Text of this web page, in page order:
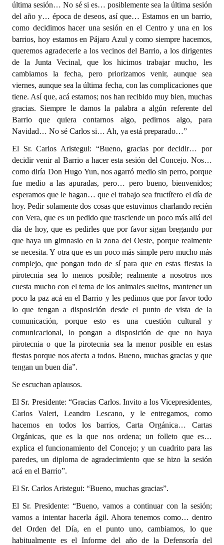
Dictámenes Asesoría Letrada
Actas de Sesión
Informes de Unidad Coordinadora
Ejecución Presupuestaria
Actas de Audiencias Públicas
NORMATIVA
Declaraciones
Resoluciones
Resoluciones de Presidencia
INSTITUCIONAL
Antiguos Pobladores
Noticias Destacadas
Registros y Distinciones
Datos Históricos
Premio al Mérito - Registro
Audiencias Públicas - Registro
Mujeres que Dejaron Huellas - Registro
Periodistas Decanos - Registro
Ciudadano Ilustre - Registro
Banca del Vecino - Registro
Huéspedes de Honor - Registro
Antiguos Pobladores - Registro
Reconocimientos - Registro
Bariloche, Municipio intercultural
Entrega de distinciones
última sesión… No sé si es… posiblemente sea la última sesión
del año y… época de deseos, así que… Estamos en un barrio,
como decidimos hacer una sesión en el Centro y una en los
barrios, hoy estamos en Pájaro Azul y como siempre hacemos,
queremos agradecerle a los vecinos del Barrio, a los dirigentes
de la Junta Vecinal, que los hicimos trabajar mucho, les
cambiamos la fecha, pero priorizamos venir, aunque sea
viernes, aunque sea la última fecha, con las complicaciones que
tiene. Así que, acá estamos; nos han recibido muy bien, muchas
gracias. Siempre le damos la palabra a algún referente del
Barrio que quiera contarnos algo, pedirnos algo, para
Navidad… No sé Carlos si… Ah, ya está preparado…”
El Sr. Carlos Aristegui: “Bueno, gracias por decidir… por
decidir venir al Barrio a hacer esta sesión del Concejo. Nos…
como diría Don Hugo Yun, nos agarró medio sin perro, porque
fue medio a las apuradas, pero… pero bueno, bienvenidos;
esperamos que le hagan… que el trabajo sea fructífero el día de
hoy. Pedir solamente dos cosas que estuvimos charlando recién
con Vera, que es un pedido que trasciende un poco más allá del
día de hoy, que es pedirles que por favor sigan bregando por
que haya un gimnasio en la zona del Oeste, porque realmente
se necesita. Y otra que es un poco más simple pero mucho más
complejo, que pongan todo de sí para que en estas fiestas la
pirotecnia sea lo menos posible; realmente a nosotros nos
cuesta mucho con el tema de los animales sueltos, mantener un
poco la paz acá en el Barrio y les pedimos que por favor todo
lo que tengan a disposición desde el punto de vista de la
comunicación, porque esto es una cuestión cultural y
comunicacional, lo pongan a disposición de que no haya
pirotecnia o que la pirotecnia sea la menor posible en estas
fiestas porque nos afecta a todos. Bueno, muchas gracias y que
tengan un buen día”.
Se escuchan aplausos.
El Sr. Presidente: “Gracias Carlos. Invito a los Vicepresidentes,
Carlos Valeri, Leandro Lescano, y le entregamos, como
hacemos en todos los barrios, Carta Orgánica… Cartas
Orgánicas, que es la que nos ordena; un folleto que es…
explica el funcionamiento del Concejo; y un cuadrito para las
paredes, un diploma de agradecimiento que se hizo la sesión
acá en el Barrio”.
El Sr. Carlos Aristegui: “Bueno, muchas gracias”.
El Sr. Presidente: “Bueno, vamos a continuar con la sesión;
vamos a intentar hacerla ágil. Ahora tenemos como… dentro
del Orden del Día, en el punto uno, cambiamos, lo que
habitualmente es el Informe del año de la Defensoría del